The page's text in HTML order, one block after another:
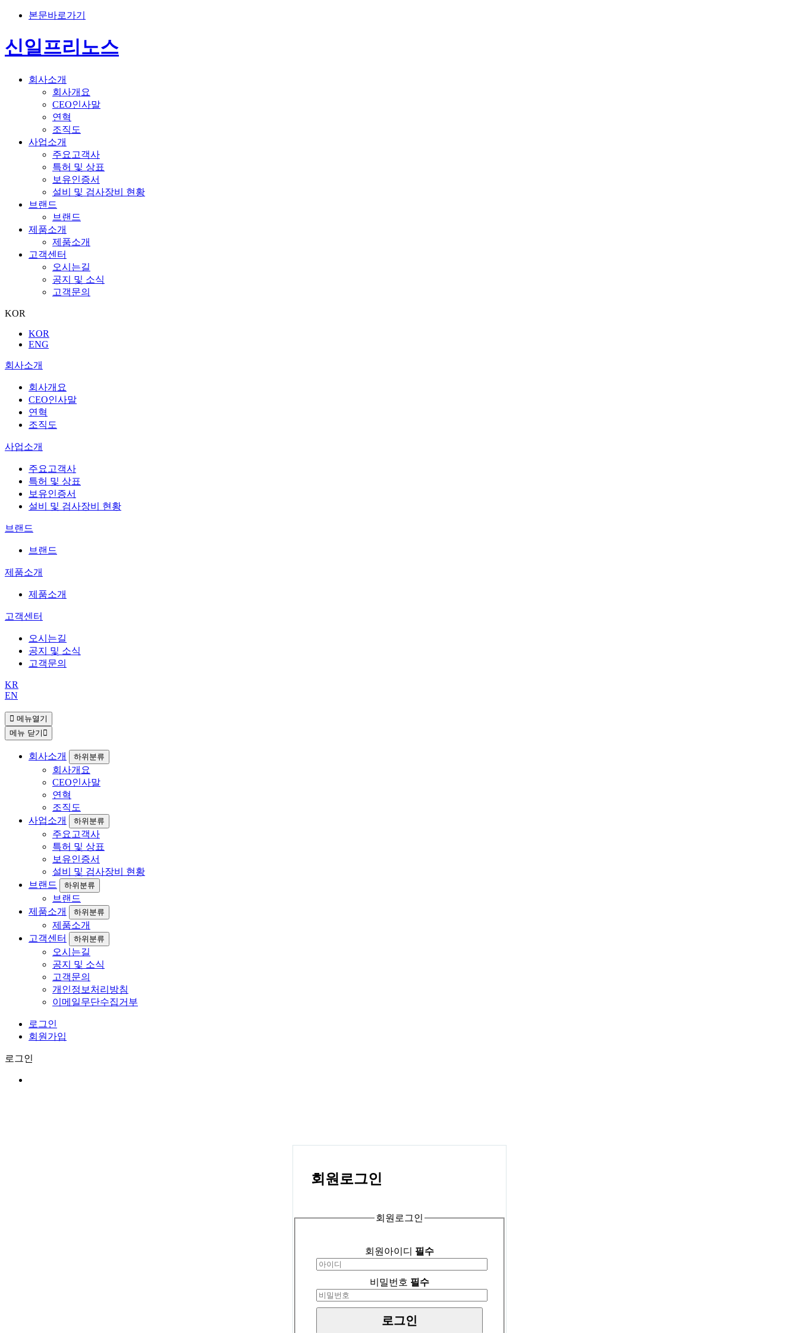
본문바로가기
신일프리노스
회사소개
회사개요
CEO인사말
연혁
조직도
사업소개
주요고객사
특허 및 상표
보유인증서
설비 및 검사장비 현황
브랜드
브랜드
제품소개
제품소개
고객센터
오시는길
공지 및 소식
고객문의
KOR
KOR
ENG
회사소개
회사개요
CEO인사말
연혁
조직도
사업소개
주요고객사
특허 및 상표
보유인증서
설비 및 검사장비 현황
브랜드
브랜드
제품소개
제품소개
고객센터
오시는길
공지 및 소식
고객문의
KR
EN
메뉴열기
메뉴 닫기
회사소개 하위분류
회사개요
CEO인사말
연혁
조직도
사업소개
하위분류
주요고객사
특허 및 상표
보유인증서
설비 및 검사장비 현황
브랜드
하위분류
브랜드
제품소개
하위분류
제품소개
고객센터
하위분류
오시는길
공지 및 소식
고객문의
개인정보처리방침
이메일무단수집거부
로그인
회원가입
로그인
회원 로그인
회원로그인
회원아이디 필수
비밀번호 필수
로그인